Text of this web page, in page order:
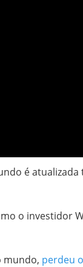
é
o investidor
mundo, perdeu